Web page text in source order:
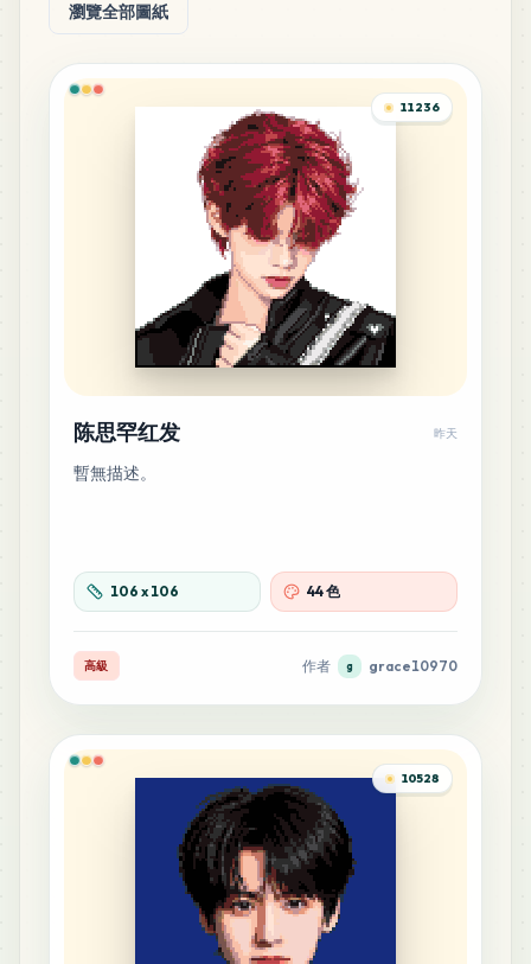
瀏覽全部圖紙
11236
陈思罕红发 昨天
暫無描述。
106 x106 44 色
高級 作者 g grace10970
10528